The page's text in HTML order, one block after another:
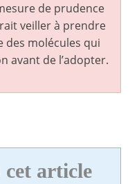
de prudence
veiller à prendre
des molécules qui
avant de l’adopter.
article